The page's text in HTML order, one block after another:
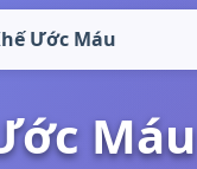
Ước Máu
Máu